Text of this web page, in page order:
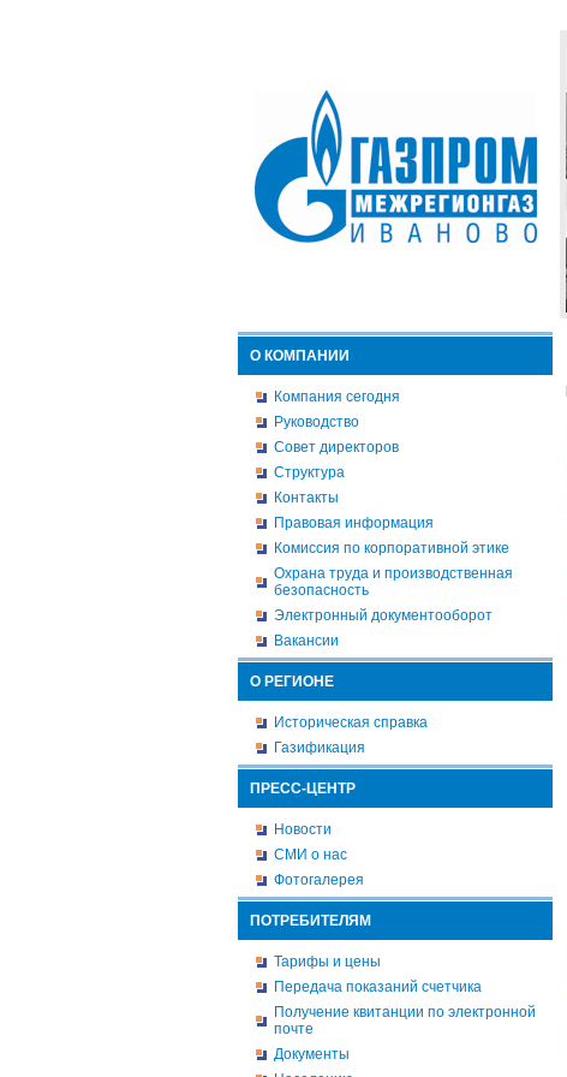
О КОМПАНИИ
Компания сегодня
Руководство
Совет директоров
Структура
Контакты
Правовая информация
Комиссия по корпоративной этике
Охрана труда и производственная
безопасность
Электронный документооборот
Вакансии
О РЕГИОНЕ
Историческая справка
Газификация
ПРЕСС-ЦЕНТР
Новости
СМИ о нас
Фотогалерея
ПОТРЕБИТЕЛЯМ
Тарифы и цены
Передача показаний счетчика
Получение квитанции по электронной
почте
Документы